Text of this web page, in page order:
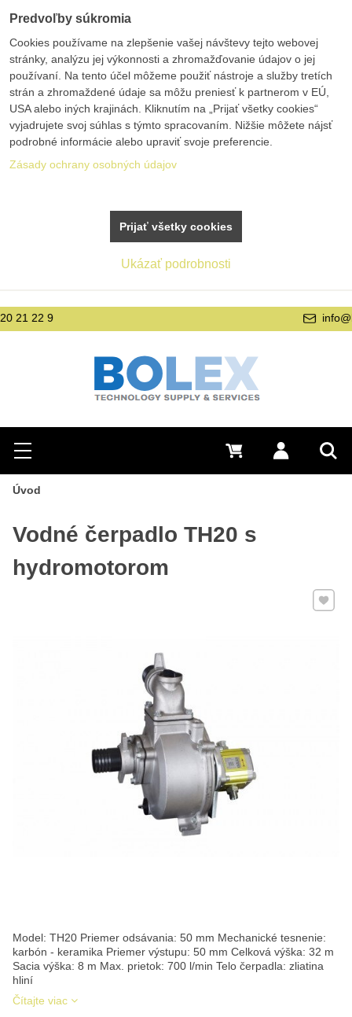
Hľadať
Menu Prihlásiť sa
0 €
Úvod
Vodné čerpadlo TH20 s
hydromotorom
Model: TH20 Priemer odsávania: 50 mm Mechanické tesnenie:
karbón - keramika Priemer výstupu: 50 mm Celková výška: 32 m
Sacia výška: 8 m Max. prietok: 700 l/min Telo čerpadla: zliatina
hliní
Čítajte viac
Pridať
Predvoľby súkromia
Cookies používame na zlepšenie vašej návštevy tejto webovej
stránky, analýzu jej výkonnosti a zhromažďovanie údajov o jej
používaní. Na tento účel môžeme použiť nástroje a služby tretích
strán a zhromaždené údaje sa môžu preniesť k partnerom v EÚ,
USA alebo iných krajinách. Kliknutím na „Prijať všetky cookies“
vyjadrujete svoj súhlas s týmto spracovaním. Nižšie môžete nájsť
podrobné informácie alebo upraviť svoje preferencie.
Zásady ochrany osobných údajov
Ukázať podrobnosti
Prijať všetky cookies